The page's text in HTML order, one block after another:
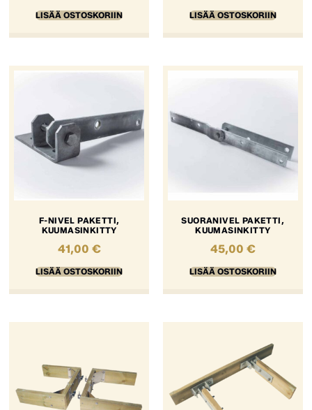
LISÄÄ OSTOSKORIIN LISÄÄ OSTOSKORIIN
F-NIVEL PAKETTI,
KUUMASINKITTY
41,00 €
LISÄÄ OSTOSKORIIN
SUORANIVEL PAKETTI,
KUUMASINKITTY
45,00 €
LISÄÄ OSTOSKORIIN